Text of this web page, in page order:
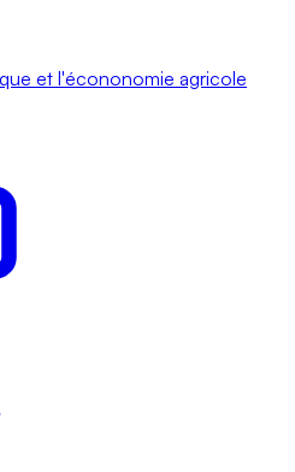
et l'écononomie agricole